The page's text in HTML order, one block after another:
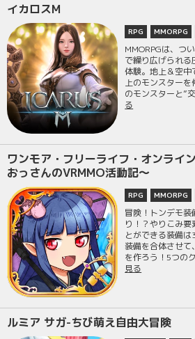
イカロスM
RPG MMORPG
MMORPGは、つ
で繰り広げられ
体験。地上＆空
上のモンスター
のモンスターと”
る
ワンモア・フリーライフ・オンライ
おっさんのVRMMO活動記〜
RPG MMORPG
冒険！トンデモ
り！？やりこみ要
とができる装備
装備を合体させて
を作ろう！5つの
見る
ルミア サガ-ちび萌え自由大冒険